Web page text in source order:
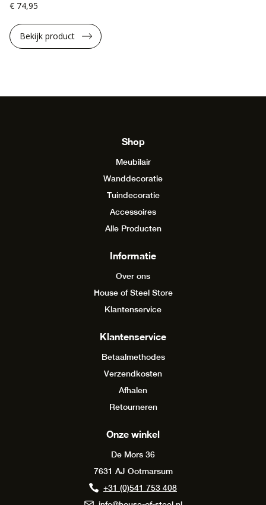
€ 74,95
Bekijk product
Shop
Meubilair
Wanddecoratie
Tuindecoratie
Accessoires
Alle Producten
Informatie
Over ons
House of Steel Store
Klantenservice
Klantenservice
Betaalmethodes
Verzendkosten
Afhalen
Retourneren
Onze winkel
De Mors 36
7631 AJ Ootmarsum
+31 (0)541 753 408